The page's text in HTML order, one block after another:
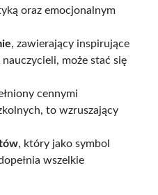
oraz emocjonalnym
, zawierający inspirujące
może stać się
cennymi
to wzruszający
, który jako symbol
wszelkie